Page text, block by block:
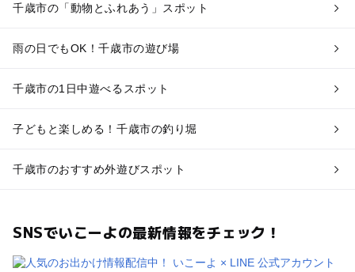
千歳市の「動物とふれあう」スポット
雨の日でもOK！千歳市の遊び場
千歳市の1日中遊べるスポット
子どもと楽しめる！千歳市の釣り堀
千歳市のおすすめ外遊びスポット
SNSでいこーよの最新情報をチェック！